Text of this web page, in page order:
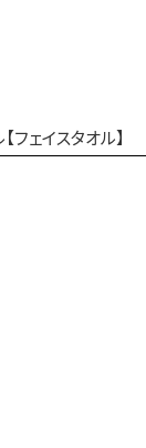
フェイスタオル】